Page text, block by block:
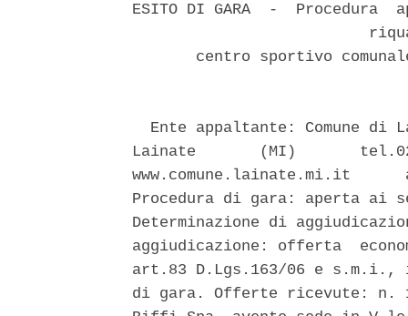
ESITO DI GARA  -
centro sportivo
Ente appaltante: Comune di
Lainate       (MI)
www.comune.lainate.mi.it
Procedura di gara: aperta
Determinazione di
aggiudicazione: offerta
art.83 D.Lgs.163/06 e
di gara. Offerte ricevute: n.